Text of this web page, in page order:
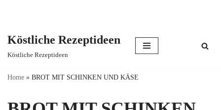
content
Köstliche Rezeptideen
Köstliche Rezeptideen
Home » BROT MIT SCHINKEN UND KÄSE